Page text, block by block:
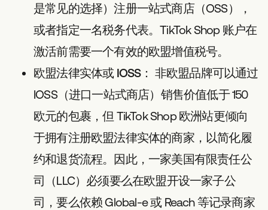
是常见的选择）注册一站式商店（OSS），
或者指定一名税务代表。TikTok Shop 账户在
激活前需要一个有效的欧盟增值税号。
欧盟法律实体或 IOSS： 非欧盟品牌可以通过
IOSS（进口一站式商店）销售价值低于 150
欧元的包裹，但 TikTok Shop 欧洲站更倾向
于拥有注册欧盟法律实体的商家，以简化履
约和退货流程。因此，一家美国有限责任公
司（LLC）必须要么在欧盟开设一家子公
司，要么依赖 Global-e 或 Reach 等记录商家